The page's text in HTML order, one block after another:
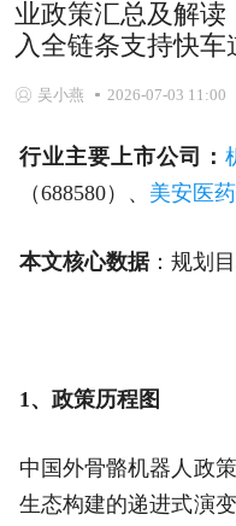
业政策汇总及解
入全链条支持快车
吴小燕 2026-07-03 11:00
行业主要上市公司：
（688580）、 美安医药
本文核心数据：规划
1、政策历程图
中国外骨骼机器人政
生态构建的递进式演